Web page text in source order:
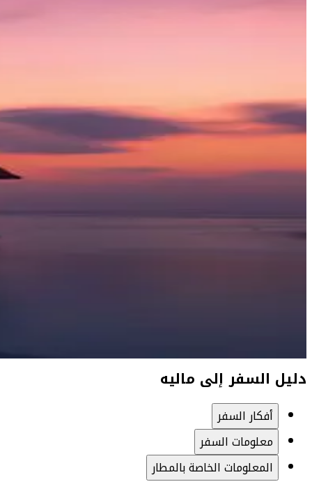
دليل السفر إلى ماليه
أفكار السفر
معلومات السفر
المعلومات الخاصة بالمطار